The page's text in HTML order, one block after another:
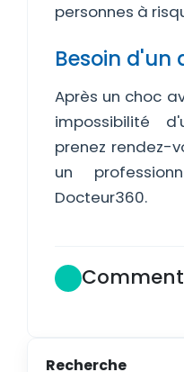
personnes à
Besoin d'un
Après un choc
impossibilité
prenez rendez-
un
Docteur360.
Recherche